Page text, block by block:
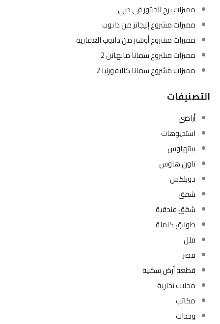
مميزات برج الحبتور في دبي
مميزات مشروع إليجانز من دانوب
مميزات مشروع أوشنز من دانوب العقارية
مميزات مشروع سمانا مانهاتن 2
مميزات مشروع سمانا كاليفورنيا 2
التصنيفات
أراضي
استديوهات
بينتهاوس
تاون هاوس
دوبلكس
شقق
شقق فندقية
طوابق كاملة
فلل
قصر
قطعة أرض سكنية
محلات تجارية
مكاتب
وحدات